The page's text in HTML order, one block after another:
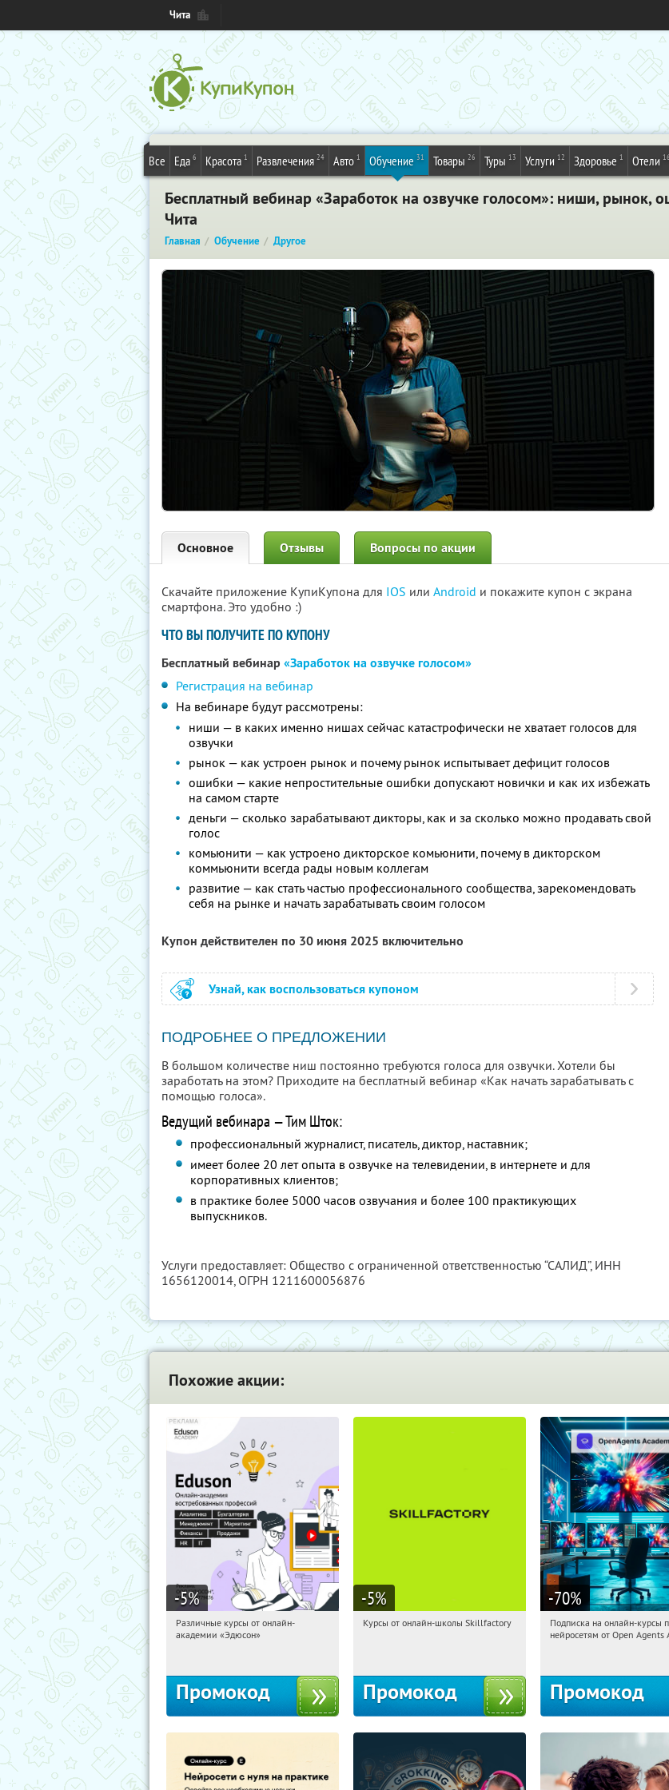
Чита
Все Еда 6 Красота 1 Развлечения 24 Авто 1 Обучение 31 Товары 26 Туры 13 Услуги 12 Здоровье 1 Отели 16
Бесплатный вебинар «Заработок на озвучке голосом»: ниши, рынок,
Чита
Главная Обучение Другое
Основное Отзывы Вопросы по акции
Скачайте приложение КупиКупона для IOS или Android и покажите купон с экрана
смартфона. Это удобно :)
ЧТО ВЫ ПОЛУЧИТЕ ПО КУПОНУ
Бесплатный вебинар «Заработок на озвучке голосом»
Регистрация на вебинар
На вебинаре будут рассмотрены:
ниши — в каких именно нишах сейчас катастрофически не хватает голосов для
озвучки
рынок — как устроен рынок и почему рынок испытывает дефицит голосов
ошибки — какие непростительные ошибки допускают новички и как их избежать
на самом старте
деньги — сколько зарабатывают дикторы, как и за сколько можно продавать свой
голос
комьюнити — как устроено дикторское комьюнити, почему в дикторском
коммьюнити всегда рады новым коллегам
развитие — как стать частью профессионального сообщества, зарекомендовать
себя на рынке и начать зарабатывать своим голосом
Купон действителен по 30 июня 2025 включительно
Узнай, как воспользоваться купоном
ПОДРОБНЕЕ О ПРЕДЛОЖЕНИИ
В большом количестве ниш постоянно требуются голоса для озвучки. Хотели бы
заработать на этом? Приходите на бесплатный вебинар «Как начать зарабатывать с
помощью голоса».
Ведущий вебинара — Тим Шток:
профессиональный журналист, писатель, диктор, наставник;
имеет более 20 лет опыта в озвучке на телевидении, в интернете и для
корпоративных клиентов;
в практике более 5000 часов озвучания и более 100 практикующих
выпускников.
Услуги предоставляет: Общество с ограниченной ответственностью “САЛИД”, ИНН
1656120014, ОГРН 1211600056876
Похожие акции:
-5%
08:29:46 Получили:
Различные курсы от онлайн-
академии «Эдюсон»
Промокод
-5%
08:29:46
Получи первым!
Курсы от онлайн-школы Skillfactory
Промокод
-70%
08:29:46
Подписка на онлайн-курсы
нейросетям от Open Agents
Промокод